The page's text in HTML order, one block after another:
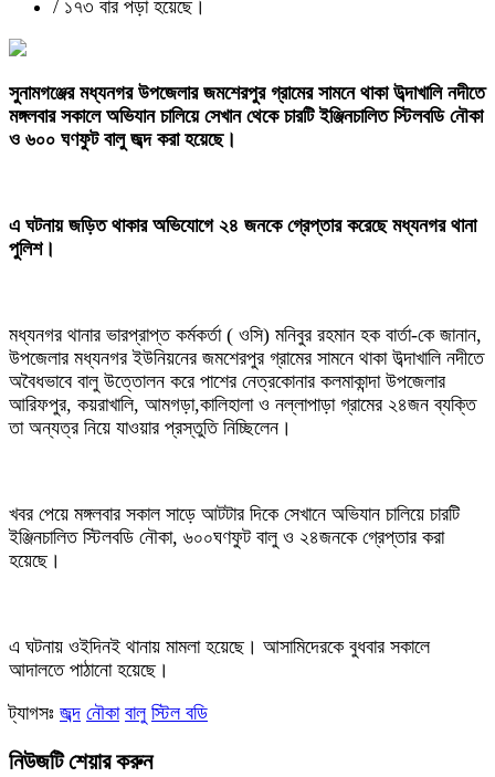
/ ১৭৩ বার পড়া হয়েছে।
‎সুনামগঞ্জের মধ্যনগর উপজেলার জমশেরপুর গ্রামের সামনে থাকা উব্দাখালি নদীতে
মঙ্গলবার সকালে অভিযান চালিয়ে সেখান থেকে চারটি ইঞ্জিনচালিত স্টিলবডি নৌকা
ও ৬০০ ঘণফুট বালু জব্দ করা হয়েছে।
‎এ ঘটনায় জড়িত থাকার অভিযোগে ২৪ জনকে গ্রেপ্তার করেছে মধ্যনগর থানা
পুলিশ।
‎মধ্যনগর থানার ভারপ্রাপ্ত কর্মকর্তা ( ওসি) মনিবুর রহমান হক বার্তা-কে জানান,
উপজেলার মধ্যনগর ইউনিয়নের জমশেরপুর গ্রামের সামনে থাকা উব্দাখালি নদীতে
অবৈধভাবে বালু উত্তোলন করে পাশের নেত্রকোনার কলমাকান্দা উপজেলার
আরিফপুর, কয়রাখালি, আমগড়া,কালিহালা ও নল্লাপাড়া গ্রামের ২৪জন ব্যক্তি
তা অন্যত্র নিয়ে যাওয়ার প্রস্তুতি নিচ্ছিলেন।
‎খবর পেয়ে মঙ্গলবার সকাল সাড়ে আটটার দিকে সেখানে অভিযান চালিয়ে চারটি
ইঞ্জিনচালিত স্টিলবডি নৌকা, ৬০০ঘণফুট বালু ও ২৪জনকে গ্রেপ্তার করা
হয়েছে।
‎এ ঘটনায় ওইদিনই থানায় মামলা হয়েছে। আসামিদেরকে বুধবার সকালে
আদালতে পাঠানো হয়েছে।
ট্যাগসঃ জব্দ নৌকা বালু স্টিল বডি
নিউজটি শেয়ার করুন